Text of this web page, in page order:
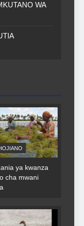
WA
ya kwanza
cha mwani